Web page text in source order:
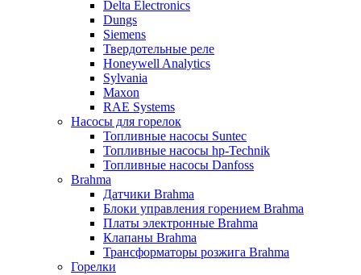
Delta Electronics
Dungs
Siemens
Твердотельные реле
Honeywell Analytics
Sylvania
Maxon
RAE Systems
Насосы для горелок
Топливные насосы Suntec
Топливные насосы hp-Technik
Топливные насосы Danfoss
Brahma
Датчики Brahma
Блоки управления горением Brahma
Платы электронные Brahma
Клапаны Brahma
Трансформаторы розжига Brahma
Горелки